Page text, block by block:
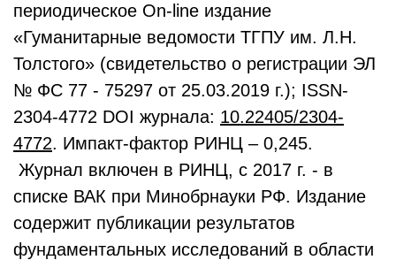
периодическое On-line издание
«Гуманитарные ведомости ТГПУ им. Л.Н.
Толстого» (свидетельство о регистрации ЭЛ
№ ФС 77 - 75297 от 25.03.2019 г.); ISSN-
2304-4772 DOI журнала: 10.22405/2304-
4772. Импакт-фактор РИНЦ – 0,245.
Журнал включен в РИНЦ, с 2017 г. - в
списке ВАК при Минобрнауки РФ. Издание
содержит публикации результатов
фундаментальных исследований в области